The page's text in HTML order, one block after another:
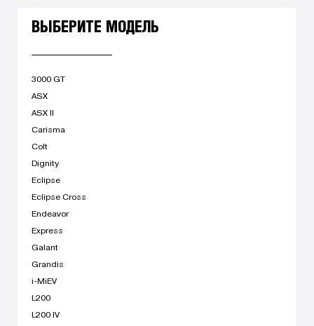
ВЫБЕРИТЕ МОДЕЛЬ
3000 GT
ASX
ASX II
Carisma
Colt
Dignity
Eclipse
Eclipse Cross
Endeavor
Express
Galant
Grandis
i-MiEV
L200
L200 IV